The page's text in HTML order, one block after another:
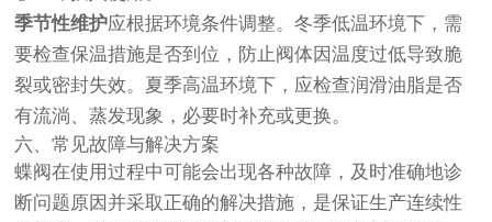
季节性维护应根据环境条件调整。冬季低温环境下，需
要检查保温措施是否到位，防止阀体因温度过低导致脆
裂或密封失效。夏季高温环境下，应检查润滑油脂是否
有流淌、蒸发现象，必要时补充或更换。
六、常见故障与解决方案
蝶阀在使用过程中可能会出现各种故障，及时准确地诊
断问题原因并采取正确的解决措施，是保证生产连续性